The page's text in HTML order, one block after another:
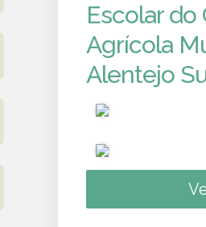
Escolar do
Agrícola
Alentejo